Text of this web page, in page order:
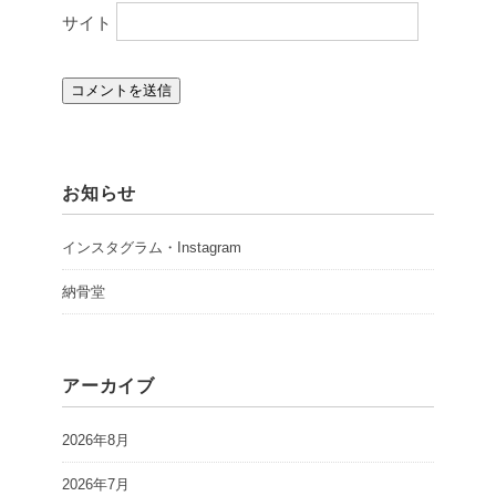
サイト
お知らせ
インスタグラム・Instagram
納骨堂
アーカイブ
2026年8月
2026年7月